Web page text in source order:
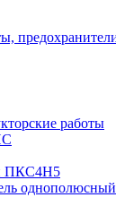
работы
ПКС4Н5